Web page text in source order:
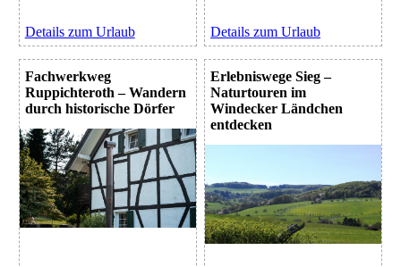
Details zum Urlaub Details zum Urlaub
Fachwerkweg
Ruppichteroth – Wandern
durch historische Dörfer
Erlebniswege Sieg –
Naturtouren im
Windecker Ländchen
entdecken